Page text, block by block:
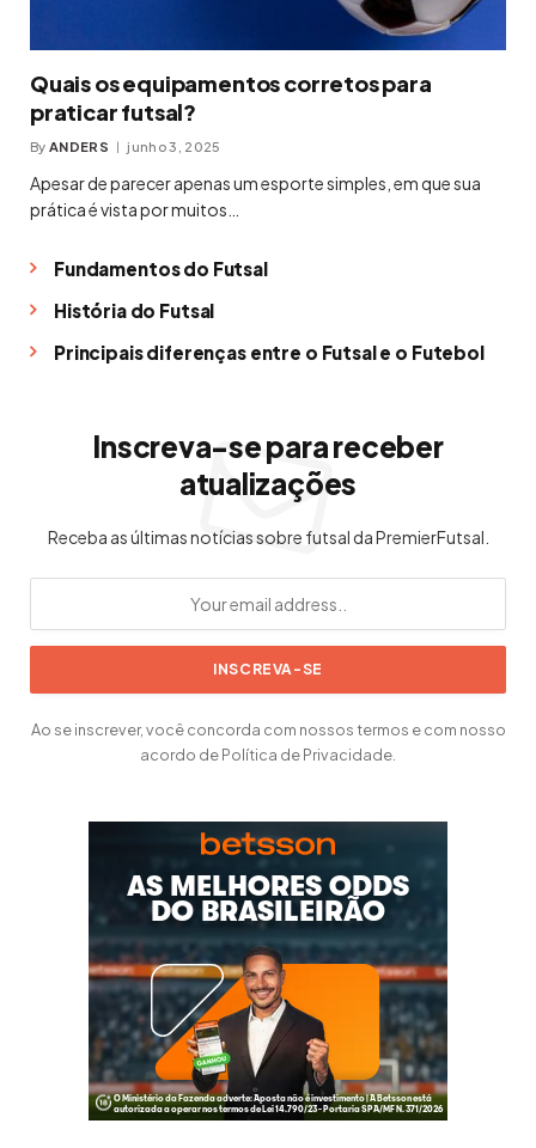
Quais os equipamentos corretos para
praticar futsal?
By ANDERS junho 3, 2025
Apesar de parecer apenas um esporte simples, em que sua
prática é vista por muitos…
Fundamentos do Futsal
História do Futsal
Principais diferenças entre o Futsal e o Futebol
Inscreva-se para receber
atualizações
Receba as últimas notícias sobre futsal da PremierFutsal.
Ao se inscrever, você concorda com nossos termos e com nosso
acordo de Política de Privacidade.